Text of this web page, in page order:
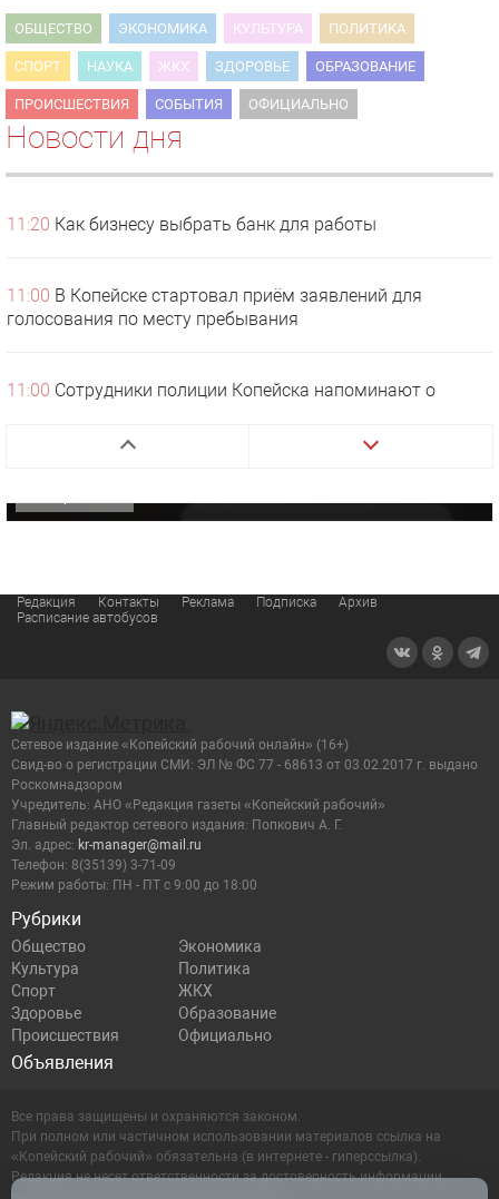
ОБЩЕСТВО ЭКОНОМИКА КУЛЬТУРА ПОЛИТИКА
СПОРТ НАУКА ЖКХ ЗДОРОВЬЕ ОБРАЗОВАНИЕ
ПРОИСШЕСТВИЯ СОБЫТИЯ ОФИЦИАЛЬНО
Новости дня
11:20 Как бизнесу выбрать банк для работы
11:00 В Копейске стартовал приём заявлений для
голосования по месту пребывания
11:00 Сотрудники полиции Копейска напоминают о
Что положить в подарочную корзину мужчине?
17:00
победу в матчевой встрече
16:00Подрядчику, сорвавшему сроки асфальтирования в
Копейске, грозят штрафы
15:00В Копейске создают муниципальную управляющую
компанию
14:00Ситуацию с вывозом мусора в Копейске держат на
контроле
овощей и фруктов
29 октября 2025 15:50
видео компании
Редакция Контакты Реклама Подписка
Архив
Расписание автобусов
Рубрики
Общество
Экономика
Культура
Политика
Спорт
ЖКХ
Здоровье
Образование
Происшествия
Официально
Объявления
Сетевое издание «Копейский рабочий онлайн» (16+)
Cвид-во о регистрации СМИ: ЭЛ № ФС 77 - 68613 от 03.02.2017 г. выдано
Роскомнадзором
Учредитель: АНО «Редакция газеты «Копейский рабочий»
Главный редактор сетевого издания: Попкович А. Г.
Эл. адрес: kr-manager@mail.ru
Телефон: 8(35139) 3-71-09
Режим работы: ПН - ПТ с 9:00 до 18:00
Все права защищены и охраняются законом.
При полном или частичном использовании материалов ссылка на
«Копейский рабочий» обязательна (в интернете - гиперссылка).
Редакция не несет ответственности за достоверность информации,